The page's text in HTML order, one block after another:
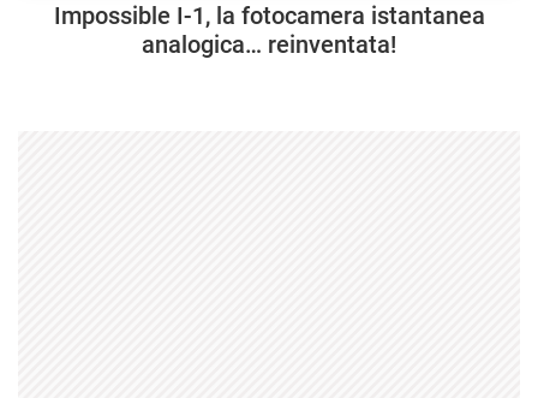
Impossible I-1, la fotocamera istantanea
analogica… reinventata!